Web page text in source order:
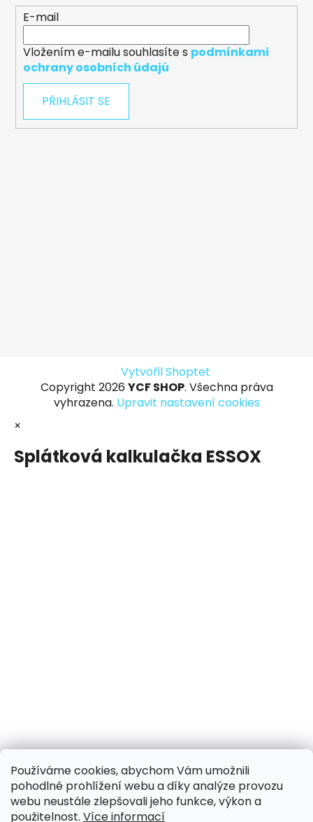
Používáme cookies, abychom Vám umožnili
pohodlné prohlížení webu a díky analýze provozu
webu neustále zlepšovali jeho funkce, výkon a
použitelnost. Více informací
E-mail
Vložením e-mailu souhlasíte s podmínkami
ochrany osobních údajů
PŘIHLÁSIT SE
Vytvořil Shoptet
Copyright 2026 YCF SHOP. Všechna práva
vyhrazena. Upravit nastavení cookies
×
Splátková kalkulačka ESSOX